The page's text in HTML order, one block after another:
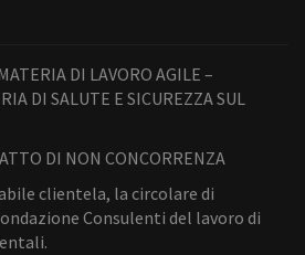
DI LAVORO AGILE –
DI SALUTE E SICUREZZA SUL
DI NON CONCORRENZA
clientela, la circolare di
Consulenti del lavoro di